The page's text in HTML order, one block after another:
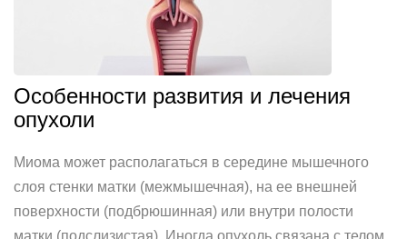
Особенности развития и лечения
опухоли
Миома может располагаться в середине мышечного
слоя стенки матки (межмышечная), на ее внешней
поверхности (подбрюшинная) или внутри полости
матки (подслизистая). Иногда опухоль связана с телом